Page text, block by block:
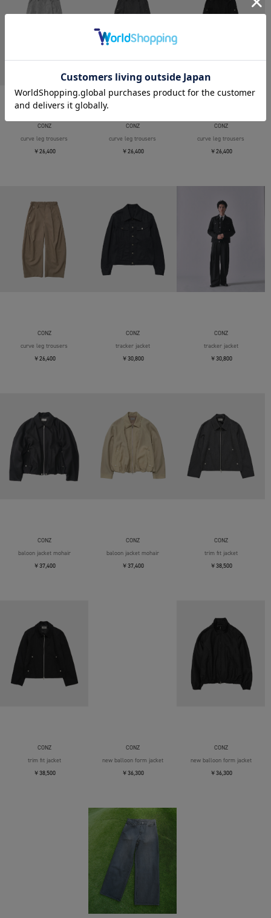
CONZ
curve leg trousers
￥26,400
CONZ
curve leg trousers
￥26,400
CONZ
curve leg trousers
￥26,400
CONZ
curve leg trousers
￥26,400
CONZ
tracker jacket
￥30,800
CONZ
tracker jacket
￥30,800
CONZ
baloon jacket mohair
￥37,400
CONZ
baloon jacket mohair
￥37,400
CONZ
trim fit jacket
￥38,500
CONZ
trim fit jacket
￥38,500
CONZ
new balloon form jacket
￥36,300
CONZ
new balloon form jacket
￥36,300